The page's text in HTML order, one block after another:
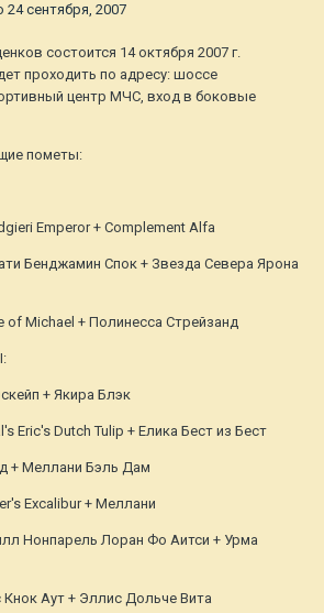
24 сентября, 2007
состоится 14 октября 2007 г.
проходить по адресу: шоссе
центр МЧС, вход в боковые
пометы:
Emperor + Complement Alfa
Бенджамин Спок + Звезда Севера Ярона
of Michael + Полинесса Стрейзанд
+ Якира Блэк
Eric's Dutch Tulip + Елика Бест из Бест
+ Меллани Бэль Дам
Excalibur + Меллани
Нонпарель Лоран Фо Аитси + Урма
Кнок Аут + Эллис Дольче Вита